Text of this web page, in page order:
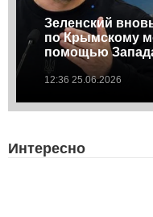
Зеленский
по Крымскому
помощью
12:36 25.06.2026
Интересно